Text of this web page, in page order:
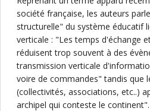
société française, les auteurs
structurelle" du système éducatif
verticale : "Les temps d'échange
réduisent trop souvent à des
transmission verticale
voire de commandes" tandis que
(collectivités, associations, etc..)
archipel qui conteste le continent".